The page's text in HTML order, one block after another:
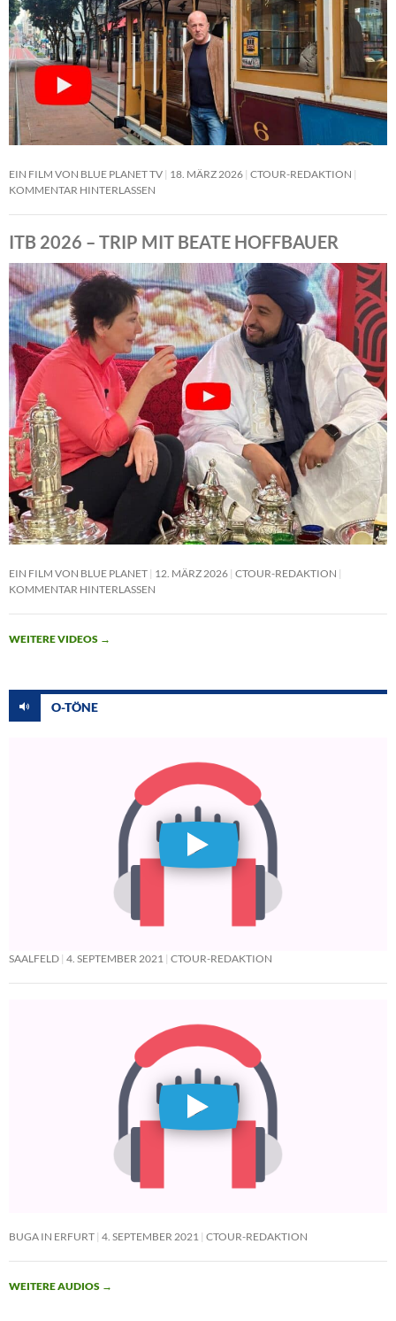
EIN FILM VON BLUE PLANET TV 18. MÄRZ 2026 CTOUR-REDAKTION
KOMMENTAR HINTERLASSEN
ITB 2026 – TRIP MIT BEATE HOFFBAUER
EIN FILM VON BLUE PLANET 12. MÄRZ 2026 CTOUR-REDAKTION
KOMMENTAR HINTERLASSEN
WEITERE VIDEOS →
O-TÖNE
SAALFELD 4. SEPTEMBER 2021 CTOUR-REDAKTION
BUGA IN ERFURT 4. SEPTEMBER 2021 CTOUR-REDAKTION
WEITERE AUDIOS →